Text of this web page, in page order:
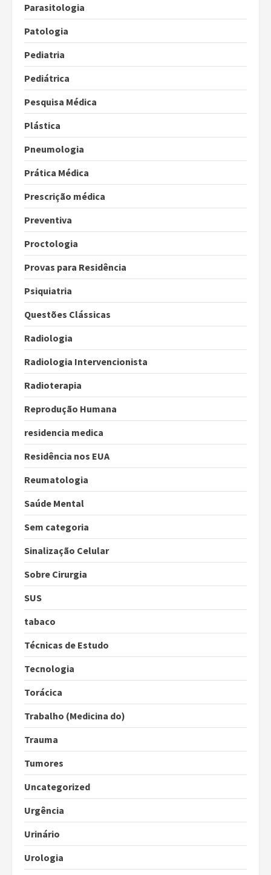
Parasitologia
Patologia
Pediatria
Pediátrica
Pesquisa Médica
Plástica
Pneumologia
Prática Médica
Prescrição médica
Preventiva
Proctologia
Provas para Residência
Psiquiatria
Questões Clássicas
Radiologia
Radiologia Intervencionista
Radioterapia
Reprodução Humana
residencia medica
Residência nos EUA
Reumatologia
Saúde Mental
Sem categoria
Sinalização Celular
Sobre Cirurgia
SUS
tabaco
Técnicas de Estudo
Tecnologia
Torácica
Trabalho (Medicina do)
Trauma
Tumores
Uncategorized
Urgência
Urinário
Urologia